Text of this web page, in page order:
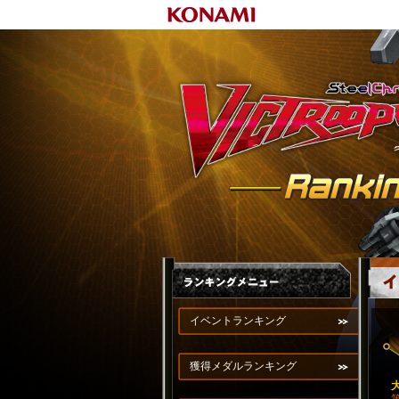
イベントランキング
獲得メダルランキング